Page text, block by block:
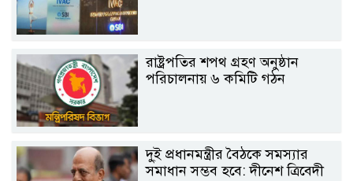
রাষ্ট্রপতির শপথ গ্রহণ অনুষ্ঠান
পরিচালনায় ৬ কমিটি গঠন
দু্ই প্রধানমন্ত্রীর বৈঠকে সমস্যার
সমাধান সম্ভব হবে: দীনেশ ত্রিবেদী